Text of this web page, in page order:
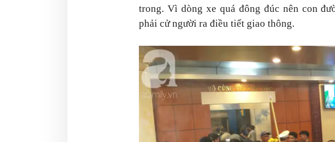
trong. Vì dòng xe quá đông đúc nên con
phải cử người ra điều tiết giao thông.